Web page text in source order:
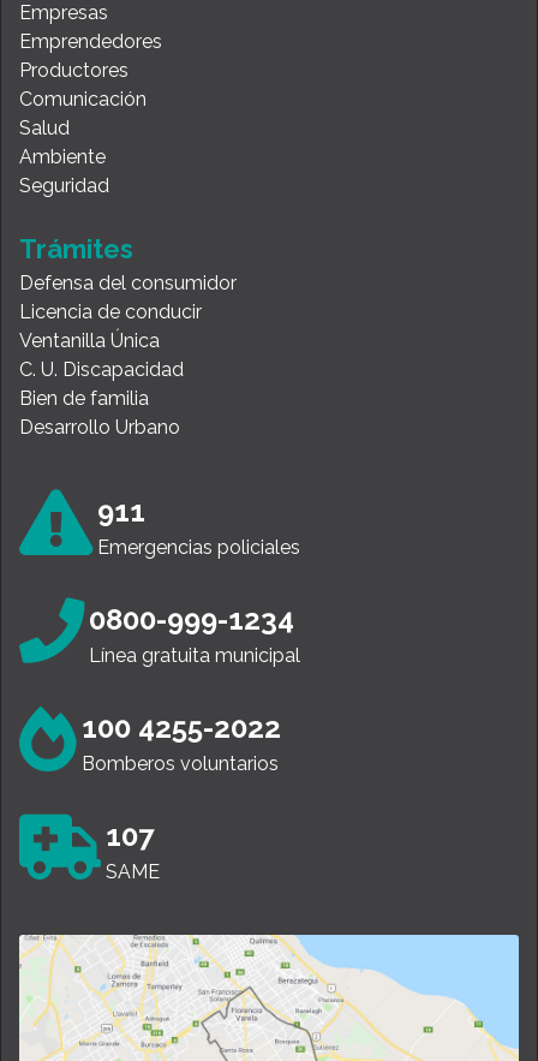
Empresas
Emprendedores
Productores
Comunicación
Salud
Ambiente
Seguridad
Trámites
Defensa del consumidor
Licencia de conducir
Ventanilla Única
C. U. Discapacidad
Bien de familia
Desarrollo Urbano
911
Emergencias policiales
0800-999-1234
Línea gratuita municipal
100 4255-2022
Bomberos voluntarios
107
SAME